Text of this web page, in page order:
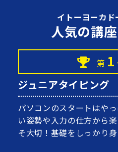
イトーヨーカ
人気の講座
第 1
ジュニアタイピング
パソコンのスタートはやっ
い姿勢や入力の仕方から
そ大切！基礎をしっかり身